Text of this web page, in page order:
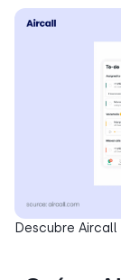
Descubre Aircall